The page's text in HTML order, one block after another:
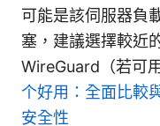
可能是該伺服器負
塞，建議選擇較近
WireGuard（若可
个好用：全面比較
安全性